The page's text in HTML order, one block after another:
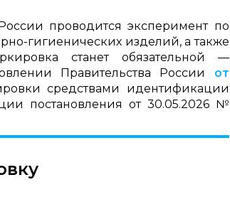
проводится эксперимент по
гигиенических изделий, а также
станет обязательной —
Правительства России от
средствами идентификации
постановления от 30.05.2026 №